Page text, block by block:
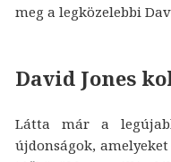
meg a legközelebbi
David Jones
Látta már a
újdonságok,